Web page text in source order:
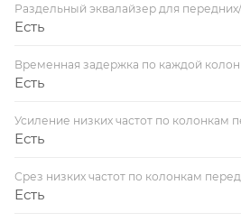
Раздельный эквалайзер для
Есть
Временная задержка по каждой
Есть
Усиление низких частот по колонкам
Есть
Срез низких частот по колонкам
Есть